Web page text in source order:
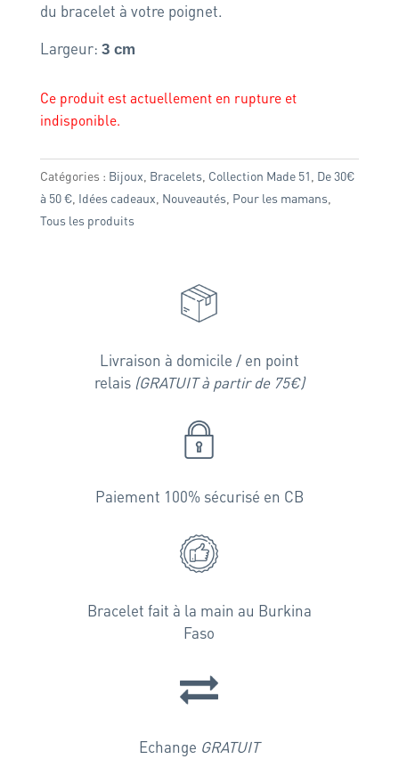
du bracelet à votre poignet.
Largeur: 3cm
Ce produit est actuellement en rupture et
indisponible.
Catégories : Bijoux Bracelets, Collection Made 51 De 30€
à 50 €, Idées cadeaux Nouveautés, Pour les mamans,
Tous les produits
Livraison à domicile / en point
relais (GRATUIT à partir de 75€)
Paiement 100% sécurisé en CB
Bracelet fait à la main au Burkina
Faso
Echange GRATUIT